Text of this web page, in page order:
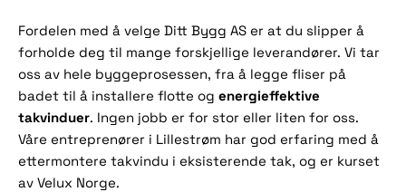
Fordelen med å velge Ditt Bygg AS er at du slipper å
forholde deg til mange forskjellige leverandører. Vi tar
oss av hele byggeprosessen, fra å legge fliser på
badet til å installere flotte og energieffektive
takvinduer. Ingen jobb er for stor eller liten for oss.
Våre entreprenører i Lillestrøm har god erfaring med å
ettermontere takvindu i eksisterende tak, og er kurset
av Velux Norge.